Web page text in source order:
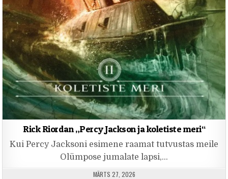
Rick Riordan „Percy Jackson ja koletiste meri“
Kui Percy Jacksoni esimene raamat tutvustas meile
Olümpose jumalate lapsi,…
PUBLISHED DATE:
MÄRTS 27, 2026